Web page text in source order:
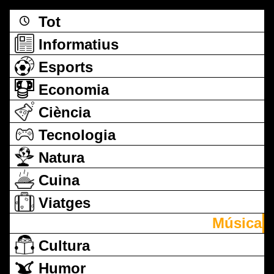
Tot
Informatius
Esports
Economia
Ciència
Tecnologia
Natura
Cuina
Viatges
Música
Cultura
Humor